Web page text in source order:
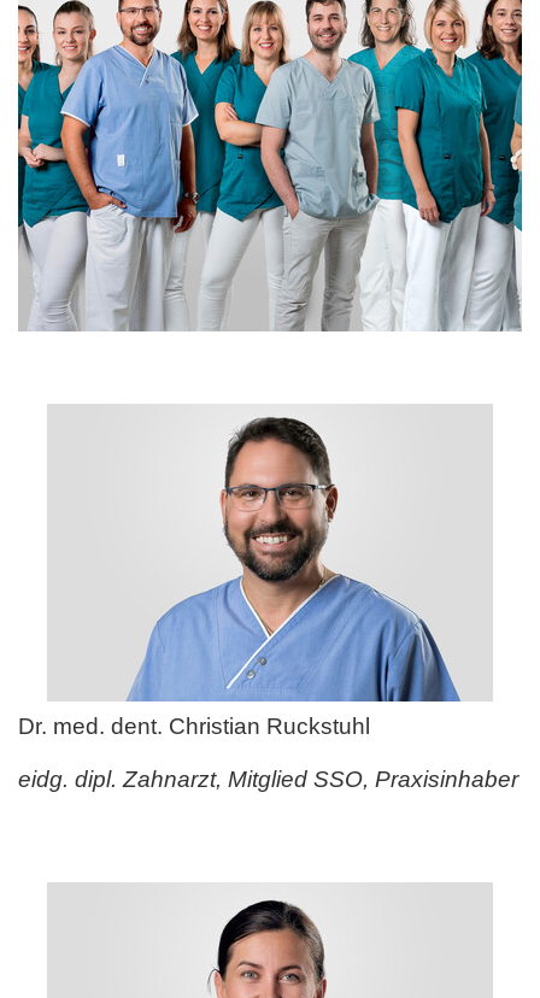
Dr. med. dent. Christian Ruckstuhl
eidg. dipl. Zahnarzt, Mitglied SSO, Praxisinhaber